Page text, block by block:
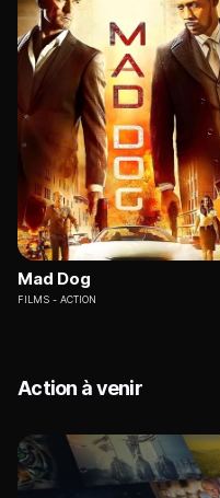
Mad Dog
FILMS ACTION
Action à venir